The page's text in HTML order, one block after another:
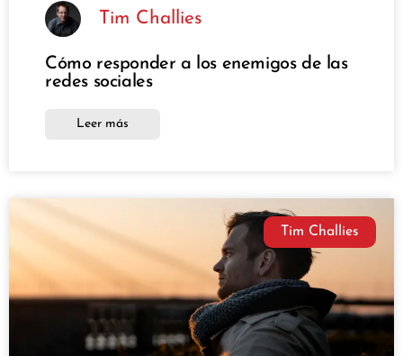
Tim Challies
Cómo responder a los enemigos de las
redes sociales
Leer más
Tim Challies